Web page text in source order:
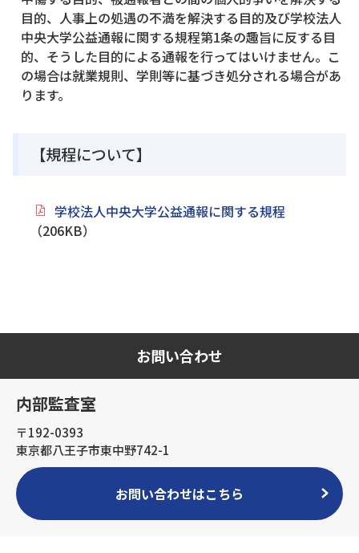
目的、人事上の処遇の不満を解決する目的及び学校法人
中央大学公益通報に関する規程第1条の趣旨に反する目
的、そうした目的による通報を行ってはいけません。こ
の場合は就業規則、学則等に基づき処分される場合があ
ります。
【規程について】
学校法人中央大学公益通報に関する規程
（206KB）
お問い合わせ
内部監査室
〒192-0393
東京都八王子市東中野742-1
お問い合わせはこちら